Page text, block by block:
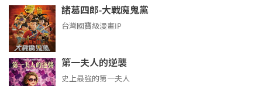
諸葛四郎-大戰魔鬼黨
台灣國寶級漫畫IP
第一夫人的逆襲
史上最強的第一夫人